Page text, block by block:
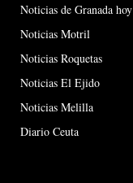
Noticias de Granada hoy
Noticias Motril
Noticias Roquetas
Noticias El Ejido
Noticias Melilla
Diario Ceuta